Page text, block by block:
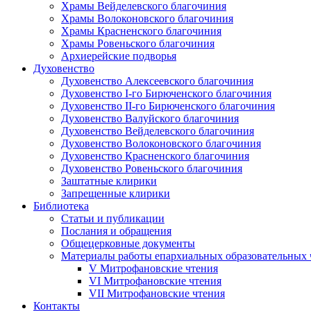
Храмы Вейделевского благочиния
Храмы Волоконовского благочиния
Храмы Красненского благочиния
Храмы Ровеньского благочиния
Архиерейские подворья
Духовенство
Духовенство Алексеевского благочиния
Духовенство I-го Бирюченского благочиния
Духовенство II-го Бирюченского благочиния
Духовенство Валуйского благочиния
Духовенство Вейделевского благочиния
Духовенство Волоконовского благочиния
Духовенство Красненского благочиния
Духовенство Ровеньского благочиния
Заштатные клирики
Запрещенные клирики
Библиотека
Статьи и публикации
Послания и обращения
Общецерковные документы
Материалы работы епархиальных образовательных
V Митрофановские чтения
VI Митрофановские чтения
VII Митрофановские чтения
Контакты